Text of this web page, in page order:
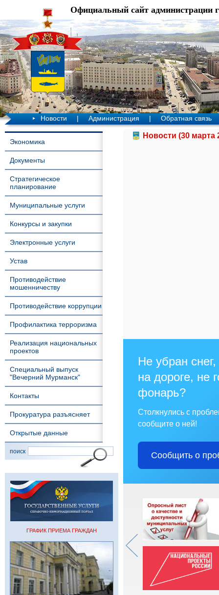
Официальный сайт администрации
Новости | Администрация | Обратная связь
Экономика
Документы
Стратегическое
планирование
Муниципальные услуги
Конкурсы и закупки
Электронные услуги
Устав
Противодействие
мошенничеству
Противодействие коррупции
Профилактика терроризма
Реализация национальных
проектов
Специальный выпуск
"Вечерний Мурманск"
Контакты
Прокуратура разъясняет
Открытые данные
поиск
ГРАФИК ПРИЕМА ГРАЖДАН
Новости (30 марта
Не убран
на дороге, не
фонарь?
Столкнулись с
сообщите о ней!
Сообщить о